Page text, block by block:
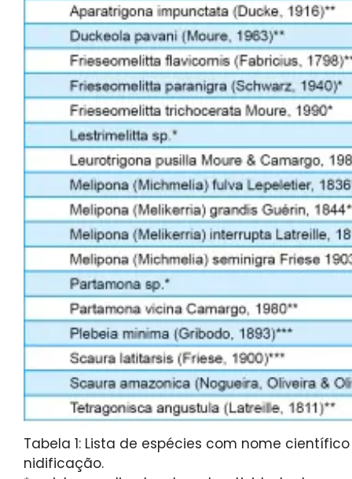
Tabela 1: Lista de espécies com nome
nidificação.